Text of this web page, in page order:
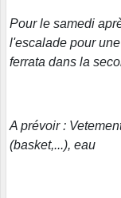
Pour le samedi
l'escalade pour
ferrata dans la
A prévoir :
(basket,...), eau